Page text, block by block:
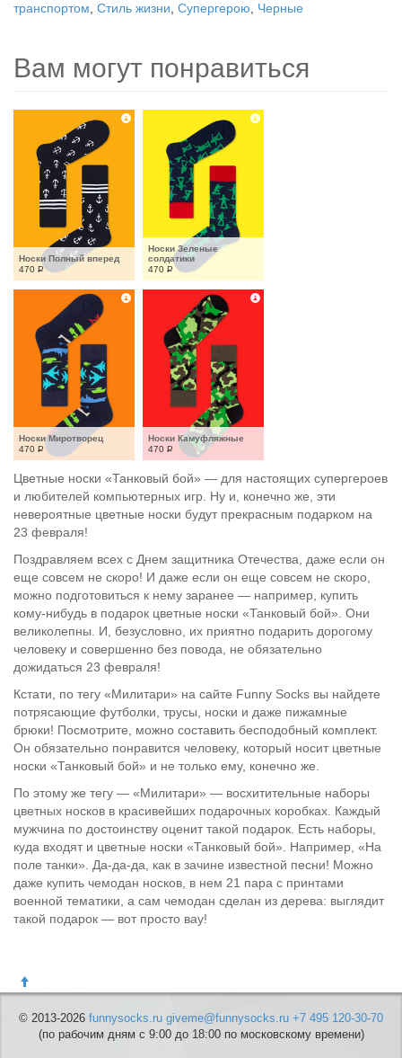
транспортом Стиль жизни Супергерою Черные
Вам могут понравиться
Носки Полный вперед
470 Р
Носки Зеленые
солдатики
470 Р
Носки Миротворец
470 Р
Носки Камуфляжные
470 Р
Цветные носки «Танковый бой» — для настоящих супергероев
и любителей компьютерных игр. Ну и, конечно же, эти
невероятные цветные носки будут прекрасным подарком на
23 февраля!
Поздравляем всех с Днем защитника Отечества, даже если он
еще совсем не скоро! И даже если он еще совсем не скоро,
можно подготовиться к нему заранее — например, купить
кому-нибудь в подарок цветные носки «Танковый бой». Они
великолепны. И, безусловно, их приятно подарить дорогому
человеку и совершенно без повода, не обязательно
дожидаться 23 февраля!
Кстати, по тегу «Милитари» на сайте Funny Socks вы найдете
потрясающие футболки, трусы, носки и даже пижамные
брюки! Посмотрите, можно составить бесподобный комплект.
Он обязательно понравится человеку, который носит цветные
носки «Танковый бой» и не только ему, конечно же.
По этому же тегу — «Милитари» — восхитительные наборы
цветных носков в красивейших подарочных коробках. Каждый
мужчина по достоинству оценит такой подарок. Есть наборы,
куда входят и цветные носки «Танковый бой». Например, «На
поле танки». Да-да-да, как в зачине известной песни! Можно
даже купить чемодан носков, в нем 21 пара с принтами
военной тематики, а сам чемодан сделан из дерева: выглядит
такой подарок — вот просто вау!
© 2013-2026 funnysocks.ru giveme@funnysocks.ru +7 495 120-30-70
(по рабочим дням с 9:00 до 18:00 по московскому времени)